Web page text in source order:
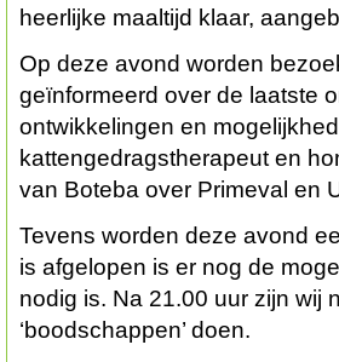
heerlijke maaltijd klaar,
Op deze avond worden
geïnformeerd over de laatste
ontwikkelingen en
kattengedragstherapeut en
van Boteba over Primeval en
Tevens worden deze avond
is afgelopen is er nog de
nodig is. Na 21.00 uur zijn wij
‘boodschappen’ doen.